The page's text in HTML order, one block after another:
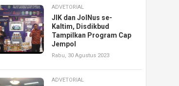
ADVETORIAL
JIK dan JolNus se-
Kaltim, Disdikbud
Tampilkan Program Cap
Jempol
Rabu, 30 Agustus 2023
ADVETORIAL